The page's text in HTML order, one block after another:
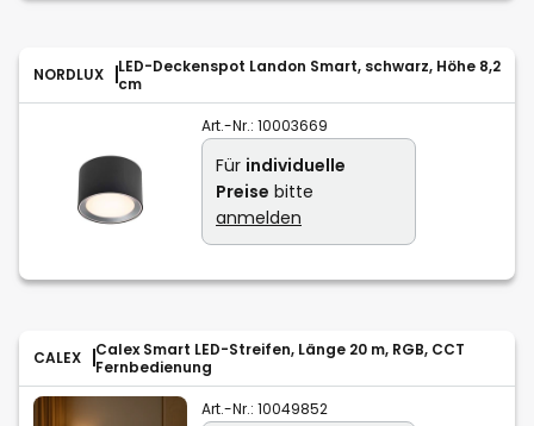
NORDLUX
LED-Deckenspot Landon Smart, schwarz, Höhe 8,2
cm
Art.-Nr.: 10003669
Für individuelle
Preise bitte
anmelden
CALEX
Calex Smart LED-Streifen, Länge 20 m, RGB, CCT
Fernbedienung
Art.-Nr.: 10049852